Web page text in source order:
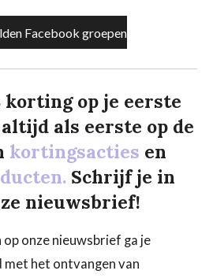
Facebook groepen
korting op je eerste
als eerste op de
kortingsacties en
Schrijf je in
nieuwsbrief!
onze nieuwsbrief ga je
het ontvangen van